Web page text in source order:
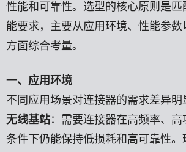
性能和可靠性。选型的核心原则是匹
能要求，主要从应用环境、性能参
方面综合考量。
一、应用环境
不同应用场景对连接器的需求差异明
无线基站：需要连接器在高频率、
条件下仍能保持低损耗和高可靠性。